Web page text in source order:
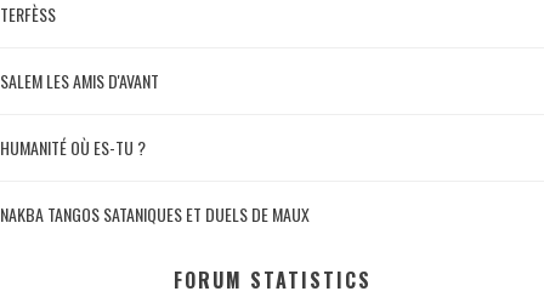
TERFÈSS
SALEM LES AMIS D'AVANT
HUMANITÉ OÙ ES-TU ?
NAKBA TANGOS SATANIQUES ET DUELS DE MAUX
FORUM STATISTICS